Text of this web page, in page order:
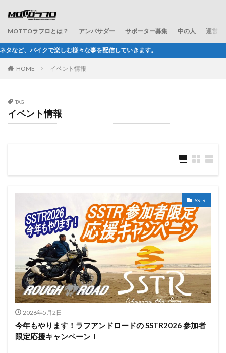
MOTTOラフロとは？ アンバサダー サポーター募集 中の人 運営会
事を配信していきます。
HOME イベント情報
TAG
イベント情報
SSTR
2026年5月2日
今年もやります！ラフアンドロードの SSTR2026 参加者
限定応援キャンペーン！